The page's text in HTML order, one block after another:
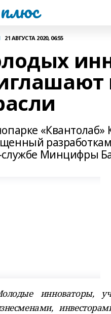
21 АВГУСТА 2020, 06:55
«Квантолаб»
службе Минцифры
инноваторы,